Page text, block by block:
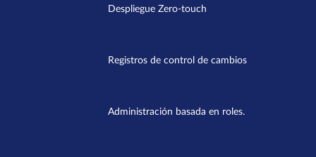
Despliegue Zero-touch
Registros de control de cambios
Administración basada en roles.